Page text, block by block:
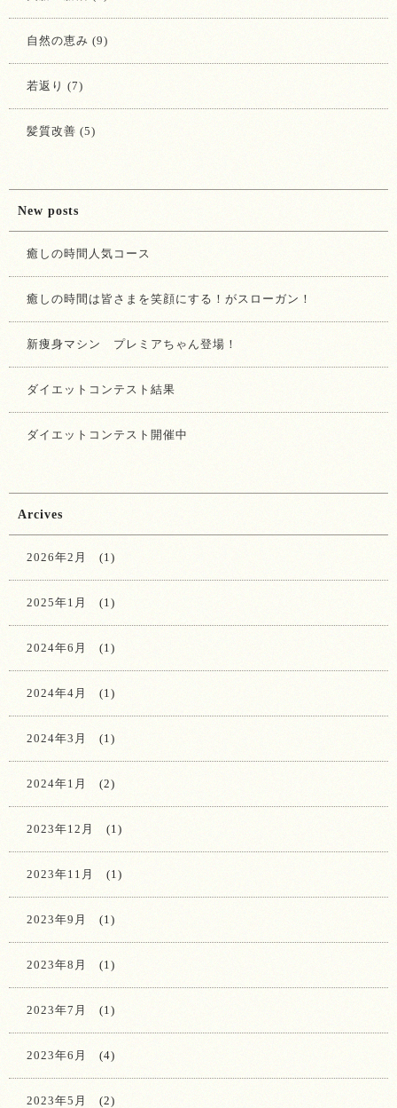
自然の恵み (9)
若返り (7)
髪質改善 (5)
New posts
癒しの時間人気コース
癒しの時間は皆さまを笑顔にする！がスローガン！
新痩身マシン プレミアちゃん登場！
ダイエットコンテスト結果
ダイエットコンテスト開催中
Arcives
2026年2月 (1)
2025年1月 (1)
2024年6月 (1)
2024年4月 (1)
2024年3月 (1)
2024年1月 (2)
2023年12月 (1)
2023年11月 (1)
2023年9月 (1)
2023年8月 (1)
2023年7月 (1)
2023年6月 (4)
2023年5月 (2)